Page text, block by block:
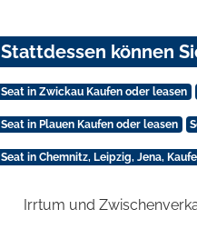
Stattdessen können
Seat in Zwickau Kaufen oder leasen
Seat in Plauen Kaufen oder leasen
Seat in Chemnitz, Leipzig, Jena,
Irrtum und